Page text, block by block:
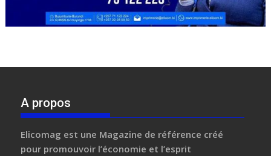
A propos
Elicomag est une Magazine de référence créé
pour promouvoir l’économie et l’esprit